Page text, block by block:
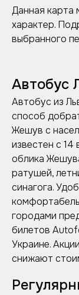
Данная карта
характер.
выбранного
Автобус
Автобус из
способ
Жешув с
известен с 14
облика
ратушей,
синагога.
городами
билетов
Украине.
снижают